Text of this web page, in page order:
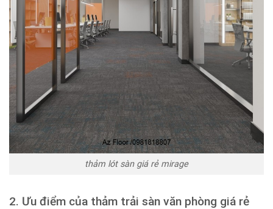
thảm lót sàn giá rẻ mirage
2. Ưu điểm của thảm trải sàn văn phòng giá rẻ